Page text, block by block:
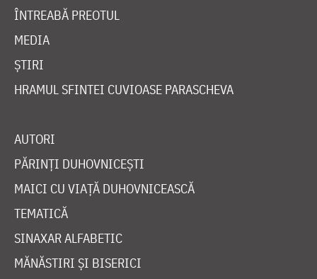
ÎNTREABĂ PREOTUL
MEDIA
ȘTIRI
HRAMUL SFINTEI CUVIOASE PARASCHEVA
AUTORI
PĂRINȚI DUHOVNICEȘTI
MAICI CU VIAȚĂ DUHOVNICEASCĂ
TEMATICĂ
SINAXAR ALFABETIC
MĂNĂSTIRI ȘI BISERICI